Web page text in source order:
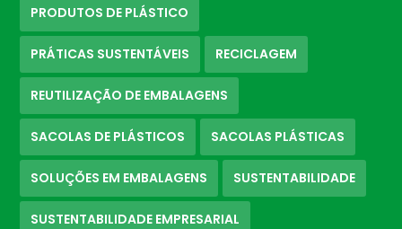
PRODUTOS DE PLÁSTICO
PRÁTICAS SUSTENTÁVEIS RECICLAGEM
REUTILIZAÇÃO DE EMBALAGENS
SACOLAS DE PLÁSTICOS SACOLAS PLÁSTICAS
SOLUÇÕES EM EMBALAGENS SUSTENTABILIDADE
SUSTENTABILIDADE EMPRESARIAL